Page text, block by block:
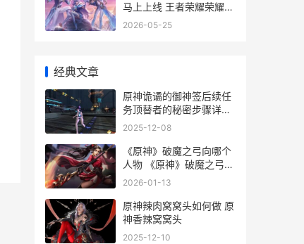
马上上线 王者荣耀荣耀典
藏皮肤排名
2026-05-25
经典文章
原神诡谲的御神签后续任
务顶替者的秘密步骤详细
解答 原神诡谲的御神签第
2025-12-08
《原神》破魔之弓向哪个
人物 《原神》破魔之弓怎
么用
2026-01-13
原神辣肉窝窝头如何做 原
神香辣窝窝头
2025-12-10